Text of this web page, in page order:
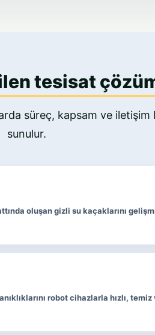
tesisat
süreç, kapsam ve
sunulur.
oluşan gizli su kaçaklarını
robot cihazlarla hızlı, temiz